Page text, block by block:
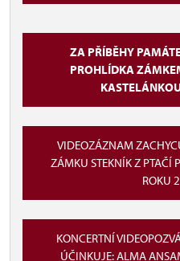
ZA PŘÍBĚHY
PROHLÍDKA
VIDEOZÁZNAM
ZÁMKU STEKNÍK Z PTAČÍ
ROKU
KONCERTNÍ
ÚČINKUJE: ALMA